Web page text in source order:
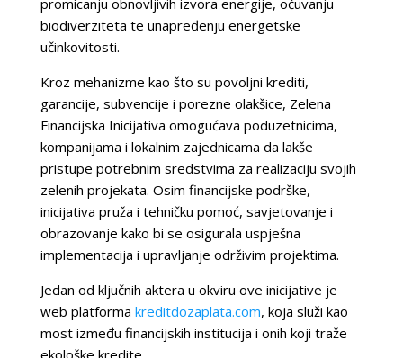
biodiverziteta te unapređenju energetske
učinkovitosti.
Kroz mehanizme kao što su povoljni krediti,
garancije, subvencije i porezne olakšice, Zelena
Financijska Inicijativa omogućava poduzetnicima,
kompanijama i lokalnim zajednicama da lakše
pristupe potrebnim sredstvima za realizaciju svojih
zelenih projekata. Osim financijske podrške,
inicijativa pruža i tehničku pomoć, savjetovanje i
obrazovanje kako bi se osigurala uspješna
implementacija i upravljanje održivim projektima.
Jedan od ključnih aktera u okviru ove inicijative je
web platforma kreditdozaplata.com, koja služi kao
most između financijskih institucija i onih koji traže
ekološke kredite.